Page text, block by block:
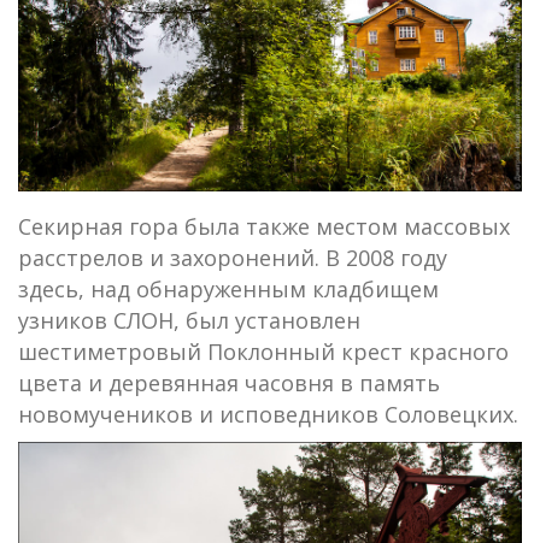
Секирная гора была также местом массовых
расстрелов и захоронений. В 2008 году
здесь, над обнаруженным кладбищем
узников СЛОН, был установлен
шестиметровый Поклонный крест красного
цвета и деревянная часовня в память
новомучеников и исповедников Соловецких.